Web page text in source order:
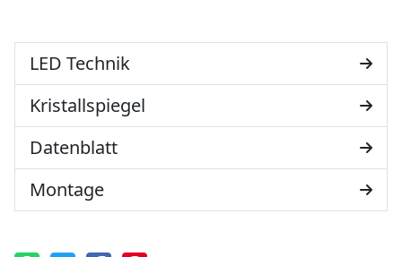
LED Technik
Kristallspiegel
Datenblatt
Montage